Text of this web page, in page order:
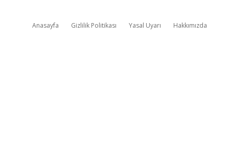
Anasayfa Gizlilik Politikası Yasal Uyarı Hakkımızda